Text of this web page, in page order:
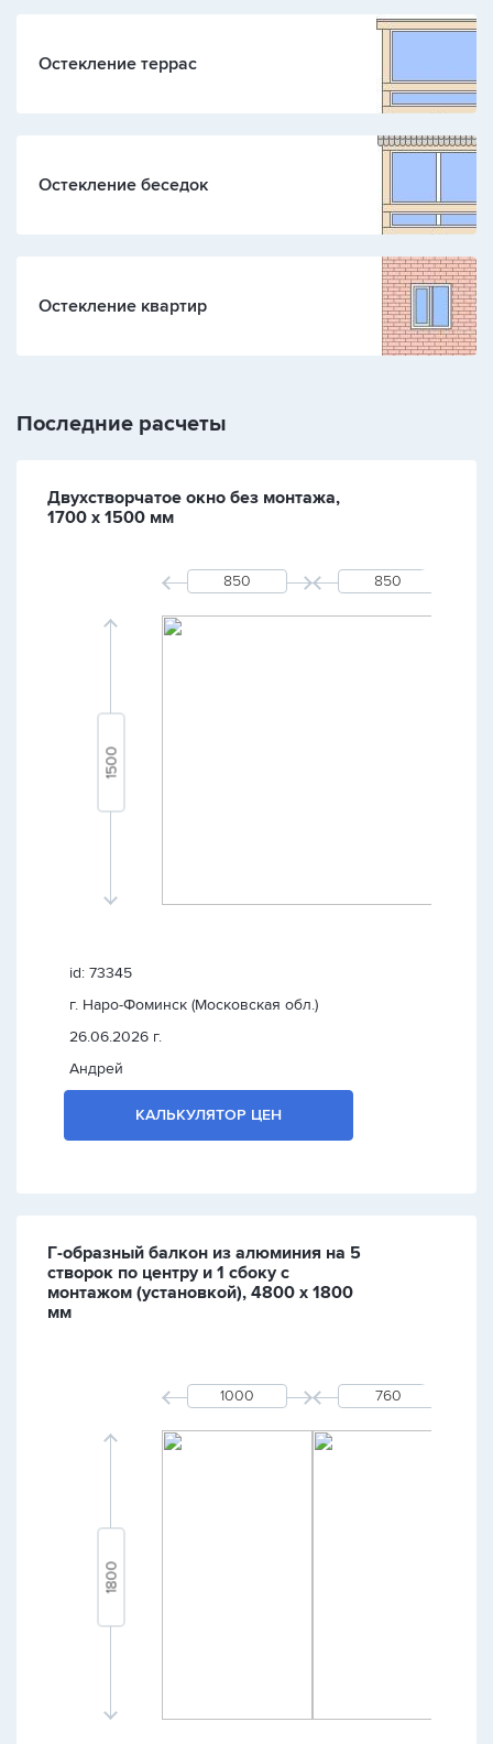
Остекление террас
Остекление беседок
Остекление квартир
Последние расчеты
Двухстворчатое окно без монтажа,
1700 х 1500 мм
id: 73345
г. Наро-Фоминск (Московская обл.)
26.06.2026 г.
Андрей
КАЛЬКУЛЯТОР ЦЕН
Г-образный балкон из алюминия на 5
створок по центру и 1 сбоку с
монтажом (установкой), 4800 х 1800
мм